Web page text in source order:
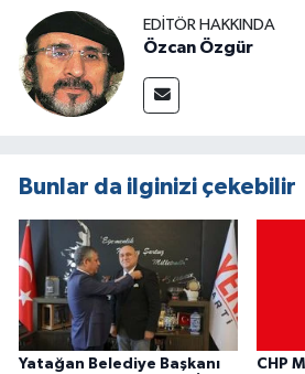
EDITÖR HAKKINDA
Özcan Özgür
Bunlar da ilginizi çekebilir
Yatağan Belediye Başkanı CHP